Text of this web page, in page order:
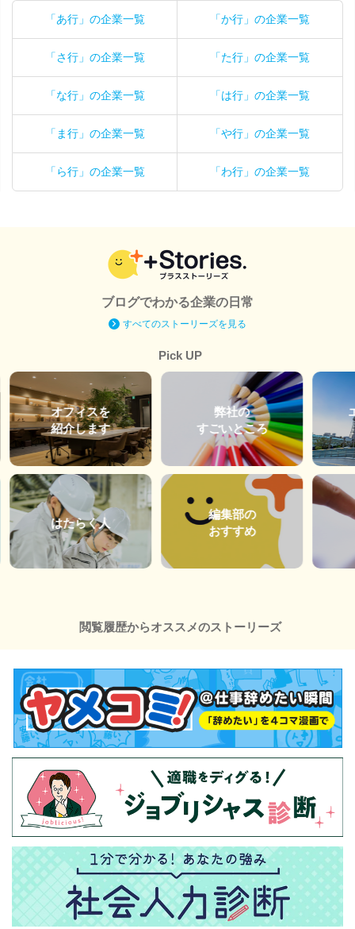
「あ行」の企業一覧 「か行」の企業一覧
「さ行」の企業一覧 「た行」の企業一覧
「な行」の企業一覧 「は行」の企業一覧
「ま行」の企業一覧 「や行」の企業一覧
「ら行」の企業一覧 「わ行」の企業一覧
ブログでわかる企業の日常
すべてのストーリーズを見る
Pick UP
オフィスを
紹介します
はたらく人
弊社の
すごいところ
編集部の
おすすめ
閲覧履歴からオススメのストーリーズ